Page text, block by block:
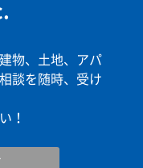
物、土地、アパ
談を随時、受け
！